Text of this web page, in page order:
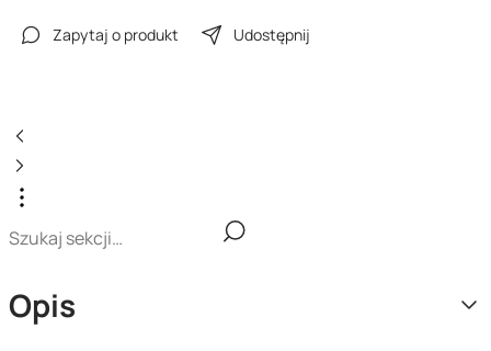
Zapytaj o produkt Udostępnij
Opis